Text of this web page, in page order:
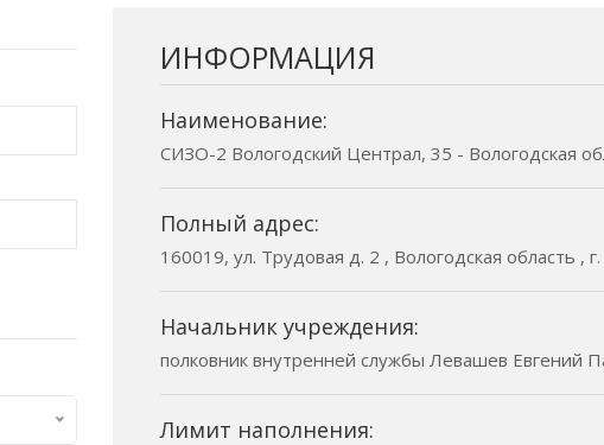
ИНФОРМАЦИЯ
Наименование:
СИЗО-2 Вологодский Централ, 35 - Вологодская
Полный адрес:
160019, ул. Трудовая д. 2 , Вологодская область ,
Начальник учреждения:
полковник внутренней службы Левашев Евгений
Лимит наполнения: